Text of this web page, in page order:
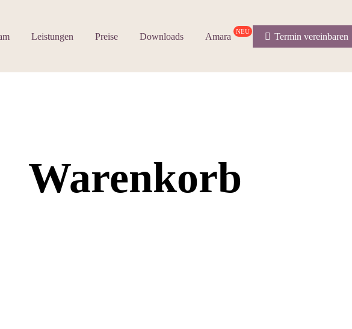
Leistungen Preise Downloads Amara NEU Termin vereinbaren
Warenkorb